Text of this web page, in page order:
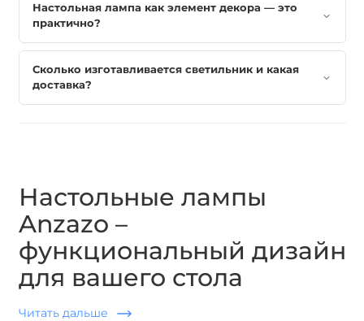
Настольная лампа как элемент декора — это
практично?
Сколько изготавливается светильник и какая
доставка?
Настольные лампы
Anzazo –
функциональный дизайн
для вашего стола
Настольная лампа – это не только функциональный
Читать дальше